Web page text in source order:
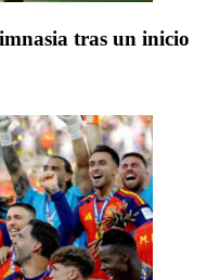
tras un inicio